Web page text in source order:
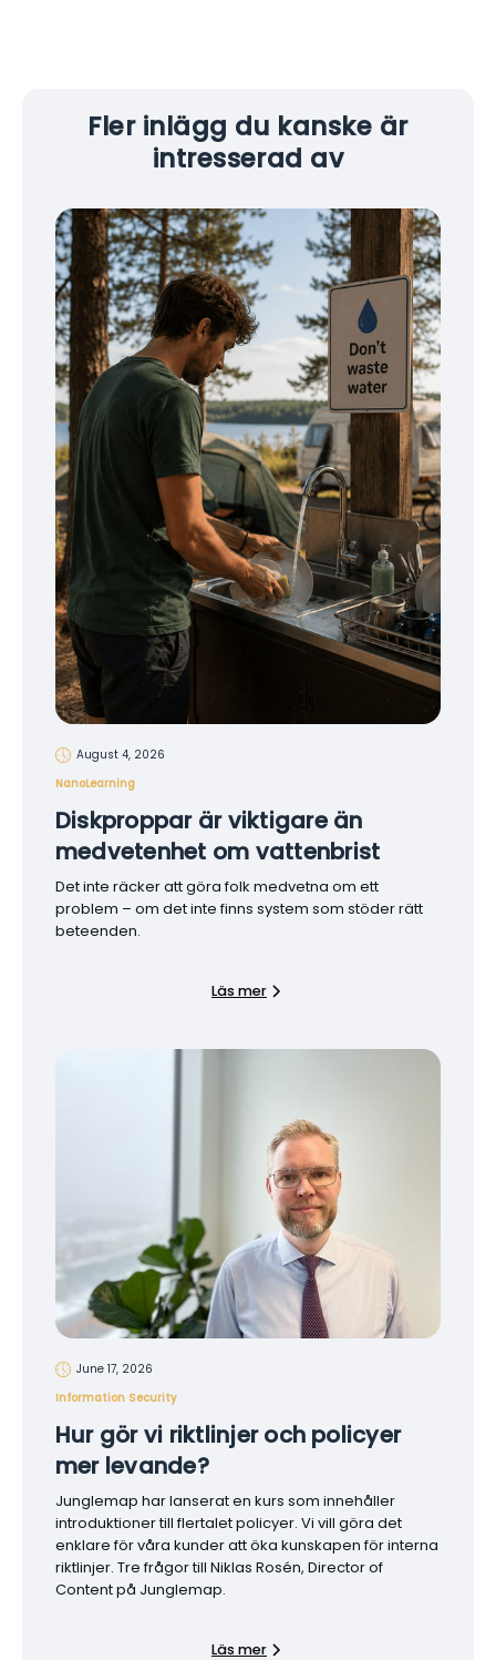
Fler inlägg du kanske är
intresserad av
August 4, 2026
NanoLearning
Diskproppar är viktigare än
medvetenhet om vattenbrist
Det inte räcker att göra folk medvetna om ett
problem – om det inte finns system som stöder rätt
beteenden.
Läs mer
June 17, 2026
Information Security
Hur gör vi riktlinjer och policyer
mer levande?
Junglemap har lanserat en kurs som innehåller
introduktioner till flertalet policyer. Vi vill göra det
enklare för våra kunder att öka kunskapen för interna
riktlinjer. Tre frågor till Niklas Rosén, Director of
Content på Junglemap.
Läs mer